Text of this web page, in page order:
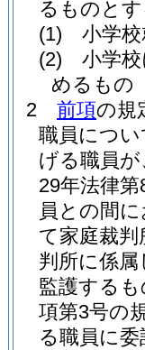
るものと
(1)
小学
(2)
小学
めるもの
2
前項の規
職員につ
げる職員
29年法律第
員との間
て家庭裁
判所に係
監護する
項第3号の
る職員に